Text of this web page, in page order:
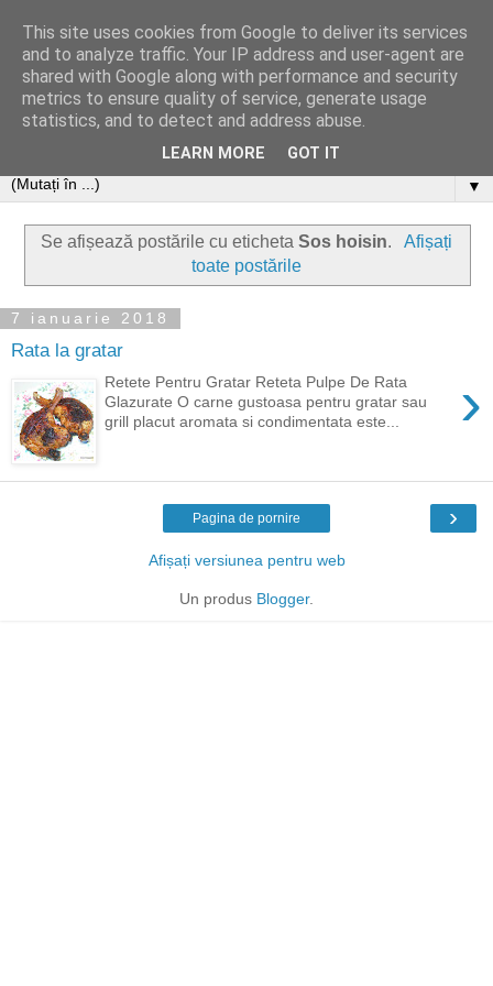
▼
Se afișează postările cu etichetaSos hoisin.
Afișați
toate postările
7 ianuarie 2018
Rata la gratar
›
Retete Pentru Gratar Reteta Pulpe De Rata
Glazurate O carne gustoasa pentru gratar sau
grill placut aromata si condimentata este...
›
Pagina de pornire
Afișați versiunea pentru web
Un produs Blogger.
This site uses cookies from Google to deliver its services
and to analyze traffic. Your IP address and user-agent are
shared with Google along with performance and security
metrics to ensure quality of service, generate usage
statistics, and to detect and address abuse.
LEARN MORE GOT IT